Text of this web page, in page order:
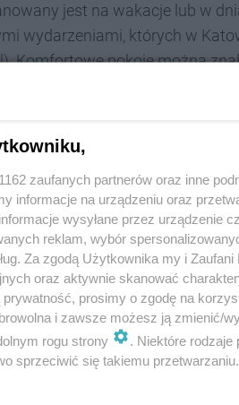
jest na wakacje lub w
wydarzeniami, których w
Komfortowe pokoje można
przy dłuższym pobycie
pokoju warto
zaufanych partnerów oraz inne
informacje na urządzeniu oraz
wysyłane przez urządzenie
reklam, wybór
Za zgodą Użytkownika my i
oraz aktywnie skanować
prosimy o zgodę na
i zawsze możesz ją zmienić/
rogu strony
. Niektóre rodzaje
sprzeciwić się takiemu